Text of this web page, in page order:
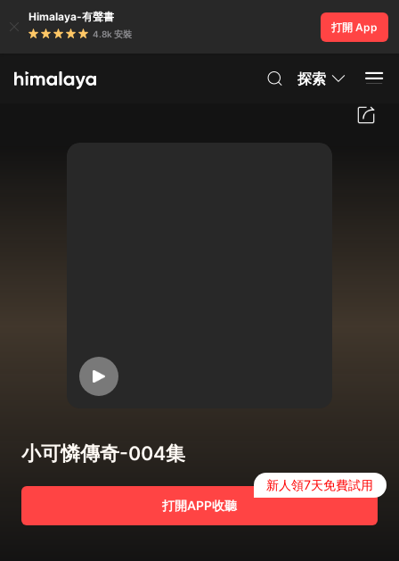
Himalaya-有聲書
4.8k 安裝
打開 App
探索
小可憐傳奇-004集
打開APP收聽
新人領7天免費試用